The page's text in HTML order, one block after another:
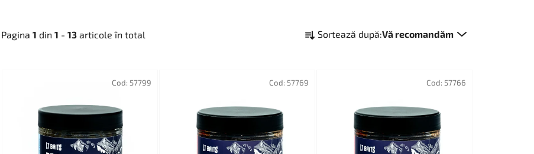
Pagina 1 din 1 - 13 articole în total
e
c
Sortează după:Vă recomandăm
Cod: 57799 Cod: 57769 Cod: 57766